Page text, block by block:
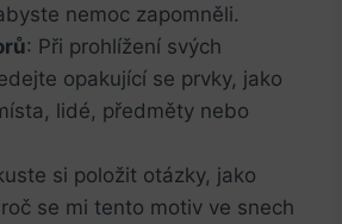
nemoc zapomněli.
: Při prohlížení svých
opakující se prvky, jako
lidé, předměty nebo
si položit otázky, jako
se mi tento motiv ve snech